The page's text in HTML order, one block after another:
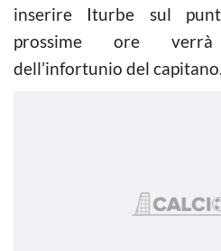
inserire Iturbe sul
prossime ore
dell’infortunio del capitano.